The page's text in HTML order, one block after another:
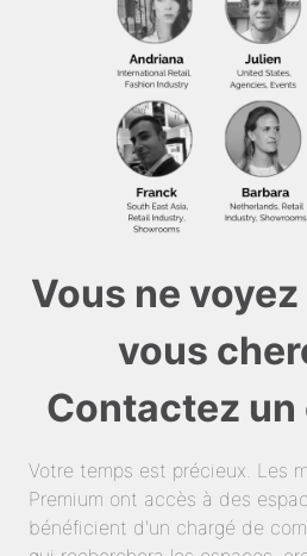
Vous ne
vous
Contactez
Votre temps est précieux. Les
Premium ont accès à des
bénéficient d'un chargé de